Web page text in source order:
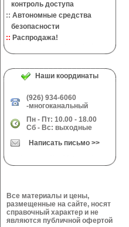
контроль доступа
:: Автономные средства
безопасности
:: Распродажа!
Наши координаты
(926) 934-6060
-многоканальный
Пн - Пт: 10.00 - 18.00
Сб - Вс: выходные
Написать письмо >>
Все материалы и цены,
размещенные на сайте, носят
справочный характер и не
являются публичной офертой